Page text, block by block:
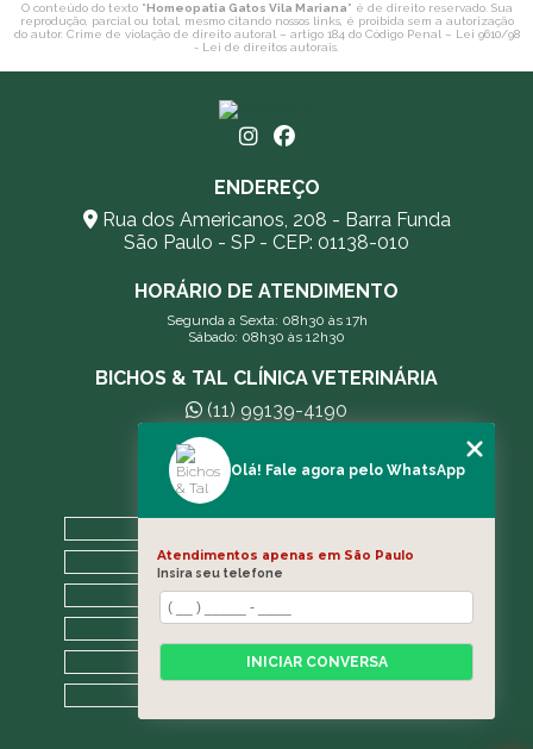
O conteúdo do texto "Homeopatia Gatos Vila Mariana" é de direito reservado. Sua
reprodução, parcial ou total, mesmo citando nossos links, é proibida sem a autorização
do autor. Crime de violação de direito autoral – artigo 184 do Código Penal – Lei 9610/98
- Lei de direitos autorais.
ENDEREÇO
Rua dos Americanos, 208 - Barra Funda
São Paulo - SP - CEP: 01138-010
HORÁRIO DE ATENDIMENTO
Segunda a Sexta: 08h30 às 17h
Sábado: 08h30 às 12h30
BICHOS & TAL CLÍNICA VETERINÁRIA
(11) 99139-4190
andreleecitti5@gmail.com
A CLÍNICA
BLOG
CONTATO
CATEGORIAS
Olá! Fale agora pelo WhatsApp
Atendimentos apenas em São Paulo
Insira seu telefone
INICIAR CONVERSA